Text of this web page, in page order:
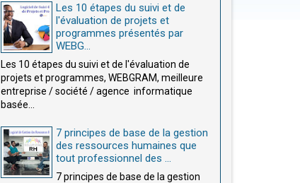
Les 10 étapes du suivi et de
l'évaluation de projets et
programmes présentés par
WEBG...
Les 10 étapes du suivi et de l'évaluation de
projets et programmes, WEBGRAM, meilleure
entreprise / société / agence informatique
basée...
7 principes de base de la gestion
des ressources humaines que
tout professionnel des ...
7 principes de base de la gestion